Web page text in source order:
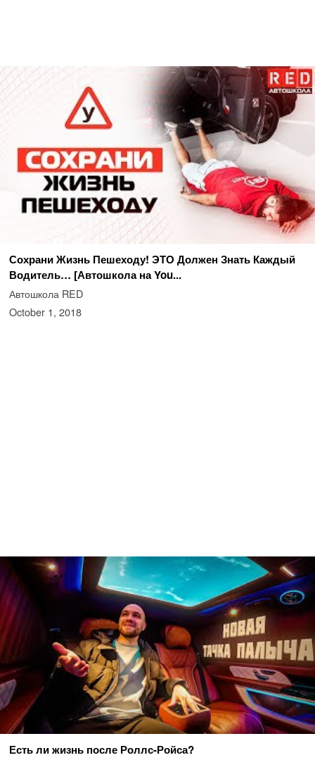
Сохрани Жизнь Пешеходу! ЭТО Должен Знать Каждый
Водитель… [Автошкола на You...
Автошкола RED
October 1, 2018
Есть ли жизнь после Роллс-Ройса?